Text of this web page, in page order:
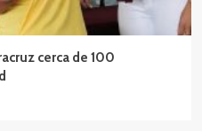
cerca de 100